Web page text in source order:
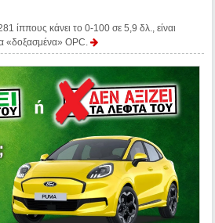
ίππους κάνει το 0-100 σε 5,9 δλ., είναι
«δοξασμένα» OPC.